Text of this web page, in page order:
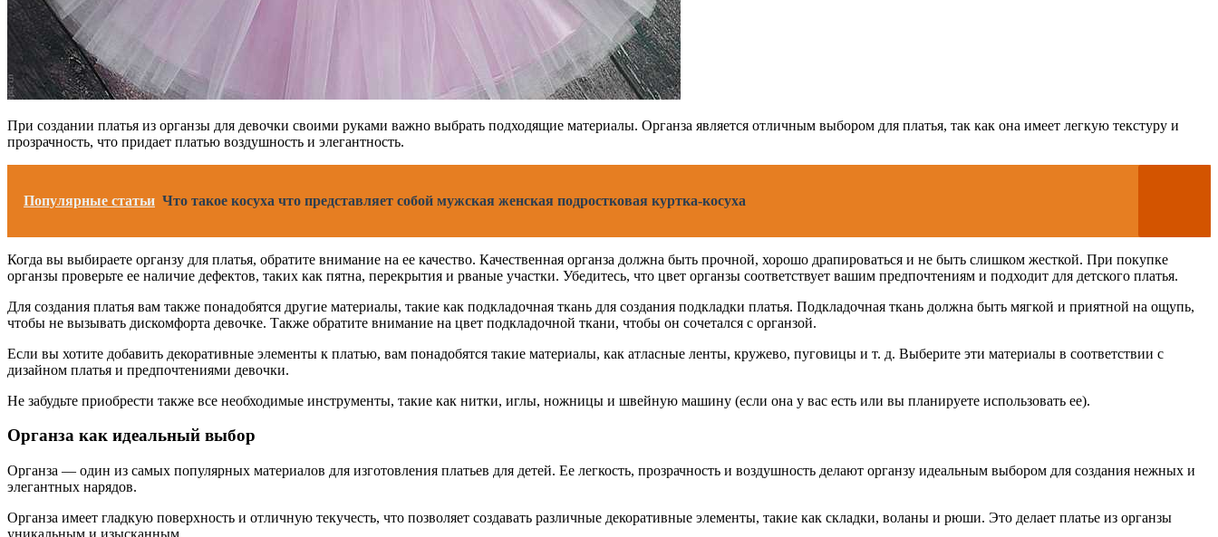
При создании платья из органзы для девочки своими руками важно выбрать подходящие материалы. Органза является отличным выбором для платья, так как она имеет легкую текстуру и
прозрачность, что придает платью воздушность и элегантность.
Популярные статьи Что такое косуха что представляет собой мужская женская подростковая куртка-косуха
Когда вы выбираете органзу для платья, обратите внимание на ее качество. Качественная органза должна быть прочной, хорошо драпироваться и не быть слишком жесткой. При покупке
органзы проверьте ее наличие дефектов, таких как пятна, перекрытия и рваные участки. Убедитесь, что цвет органзы соответствует вашим предпочтениям и подходит для детского платья.
Для создания платья вам также понадобятся другие материалы, такие как подкладочная ткань для создания подкладки платья. Подкладочная ткань должна быть мягкой и приятной на ощупь,
чтобы не вызывать дискомфорта девочке. Также обратите внимание на цвет подкладочной ткани, чтобы он сочетался с органзой.
Если вы хотите добавить декоративные элементы к платью, вам понадобятся такие материалы, как атласные ленты, кружево, пуговицы и т. д. Выберите эти материалы в соответствии с
дизайном платья и предпочтениями девочки.
Не забудьте приобрести также все необходимые инструменты, такие как нитки, иглы, ножницы и швейную машину (если она у вас есть или вы планируете использовать ее).
Органза как идеальный выбор
Органза — один из самых популярных материалов для изготовления платьев для детей. Ее легкость, прозрачность и воздушность делают органзу идеальным выбором для создания нежных и
элегантных нарядов.
Органза имеет гладкую поверхность и отличную текучесть, что позволяет создавать различные декоративные элементы, такие как складки, воланы и рюши. Это делает платье из органзы
уникальным и изысканным.